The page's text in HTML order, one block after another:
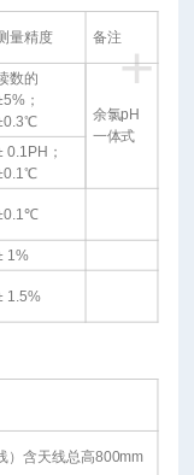
+
量精度 备注
数的
；
余氯pH
一体式
0.1PH；
1%
1.5%
）含天线总高800mm